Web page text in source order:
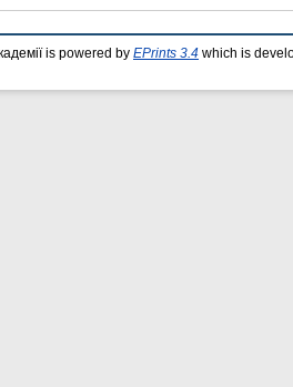
is powered by EPrints 3.4 which is